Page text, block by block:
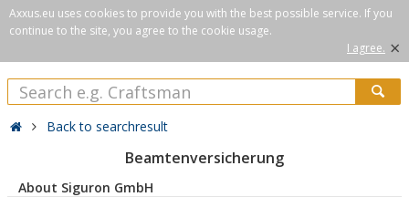
Axxus.eu uses cookies to provide you with the best possible service. If you
continue to the site, you agree to the cookie usage.
I agree. ×
Back to searchresult
Beamtenversicherung
About Siguron GmbH